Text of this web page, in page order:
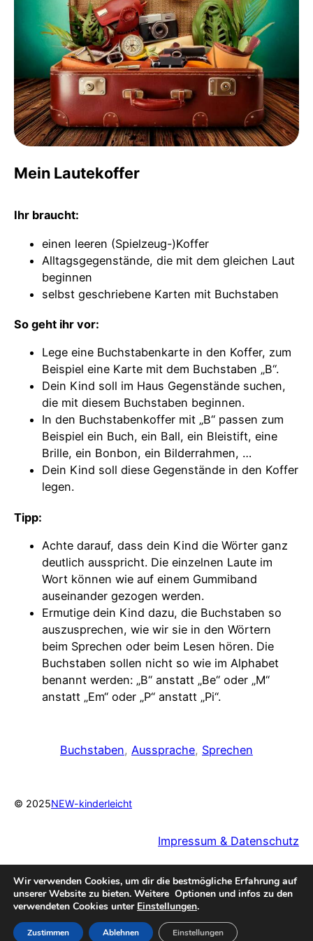
Mein Lautekoffer
Ihr braucht:
einen leeren (Spielzeug-)Koffer
Alltagsgegenstände, die mit dem gleichen Laut
beginnen
selbst geschriebene Karten mit Buchstaben
So geht ihr vor:
Lege eine Buchstabenkarte in den Koffer, zum
Beispiel eine Karte mit dem Buchstaben „B“.
Dein Kind soll im Haus Gegenstände suchen,
die mit diesem Buchstaben beginnen.
In den Buchstabenkoffer mit „B“ passen zum
Beispiel ein Buch, ein Ball, ein Bleistift, eine
Brille, ein Bonbon, ein Bilderrahmen, …
Dein Kind soll diese Gegenstände in den Koffer
legen.
Tipp:
Achte darauf, dass dein Kind die Wörter ganz
deutlich ausspricht. Die einzelnen Laute im
Wort können wie auf einem Gummiband
auseinander gezogen werden.
Ermutige dein Kind dazu, die Buchstaben so
auszusprechen, wie wir sie in den Wörtern
beim Sprechen oder beim Lesen hören. Die
Buchstaben sollen nicht so wie im Alphabet
benannt werden: „B“ anstatt „Be“ oder „M“
anstatt „Em“ oder „P“ anstatt „Pi“.
Buchstaben, Aussprache, Sprechen
© 2025NEW-kinderleicht
Impressum & Datenschutz
Wir verwenden Cookies, um dir die bestmögliche Erfahrung auf
unserer Website zu bieten. Weitere Optionen und infos zu den
verwendeten Cookies unter Einstellungen.
Zustimmen Ablehnen Einstellungen